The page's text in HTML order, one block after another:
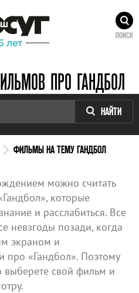
ПОИСК
ПРО ГАНДБОЛ
НАЙТИ
ФИЛЬМЫ НА ТЕМУ ГАНДБОЛ
можно считать
которые
и расслабиться. Все
невзгоды позади, когда
экраном и
про «Гандбол». Поэтому
выберете свой фильм и